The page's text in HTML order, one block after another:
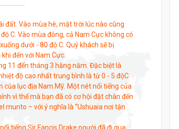
đất. Vào mùa hè, mặt trời lúc nào cũng
C. Vào mùa đông, cả Nam Cực không có
dưới - 80 độ C. Quý khách sẽ bị
đến với Nam Cực.
11 đến tháng 3 hằng năm. Đặc biệt là
độ cao nhất trung bình là từ 0 - 5 độC
lục địa Nam Mỹ. Một nét nổi tiếng của
vì thế mà bạn đã có cơ hội đặt chân đến
munto – với ý nghĩa là “Ushuaia nơi tận